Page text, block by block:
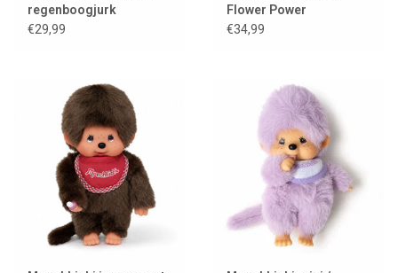
regenboogjurk
€29,99
Flower Power
€34,99